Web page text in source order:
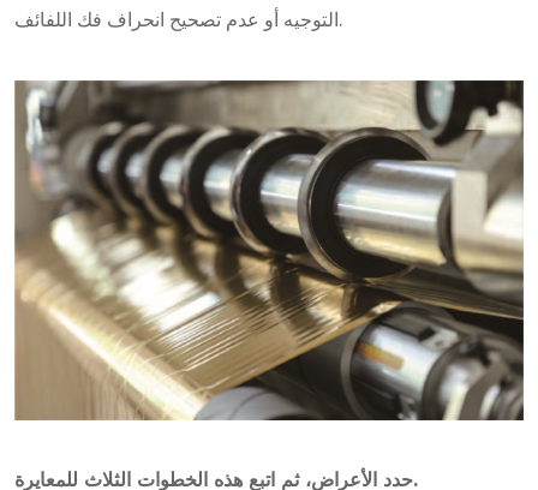
التوجيه أو عدم تصحيح انحراف فك اللفائف.
حدد الأعراض، ثم اتبع هذه الخطوات الثلاث للمعايرة.